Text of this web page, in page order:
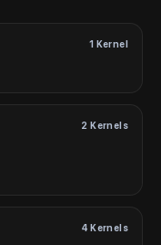
1 Kernel
2 Kernels
4 Kernels